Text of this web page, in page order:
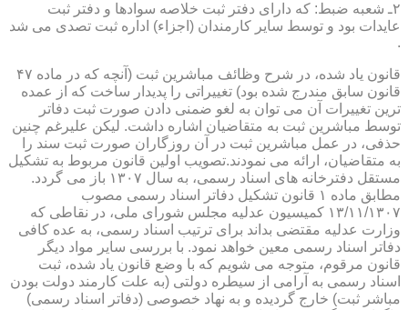
۲ـ شعبه ضبط: كه دارای دفتر ثبت خلاصه سوادها و دفتر ثبت
عایدات بود و توسط سایر كارمندان (اجزاء) اداره ثبت تصدی می شد
.
قانون یاد شده، در شرح وظائف مباشرین ثبت (آنچه كه در ماده ۴۷
قانون سابق مندرج شده بود) تغییراتی را پدیدار ساخت كه از عمده
ترین تغییرات آن می توان به لغو ضمنی دادن صورت ثبت دفاتر
توسط مباشرین ثبت به متقاضیان اشاره داشت. لیكن علیرغم چنین
حذفی، در عمل مباشرین ثبت در آن روزگاران صورت ثبت سند را
به متقاضیان، ارائه می نمودند.تصویب اولین قانون مربوط به تشكیل
مستقل دفترخانه های اسناد رسمی، به سال ۱۳۰۷ باز می گردد.
مطابق ماده ۱ قانون تشكیل دفاتر اسناد رسمی مصوب
۱۳/۱۱/۱۳۰۷ كمیسیون عدلیه مجلس شورای ملی، در نقاطی كه
وزارت عدلیه مقتضی بداند برای ترتیب اسناد رسمی، به عده كافی
دفاتر اسناد رسمی معین خواهد نمود. با بررسی سایر مواد دیگر
قانون مرقوم، متوجه می شویم كه با وضع قانون یاد شده، ثبت
اسناد رسمی به آرامی از سیطره دولتی (به علت كارمند دولت بودن
مباشر ثبت) خارج گردیده و به نهاد خصوصی (دفاتر اسناد رسمی)